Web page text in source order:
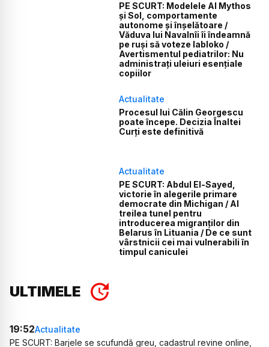
PE SCURT: Modelele AI Mythos
și Sol, comportamente
autonome și înșelătoare /
Văduva lui Navalnîi îi îndeamnă
pe ruși să voteze Iabloko /
Avertismentul pediatrilor: Nu
administrați uleiuri esențiale
copiilor
Actualitate
Procesul lui Călin Georgescu
poate începe. Decizia Înaltei
Curți este definitivă
Actualitate
PE SCURT: Abdul El-Sayed,
victorie în alegerile primare
democrate din Michigan / Al
treilea tunel pentru
introducerea migranților din
Belarus în Lituania / De ce sunt
vârstnicii cei mai vulnerabili în
timpul caniculei
ULTIMELE
19:52Actualitate
PE SCURT: Barjele se scufundă greu, cadastrul revine online,